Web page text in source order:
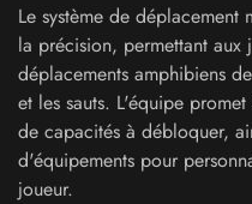
Le système de déplacement
la précision, permettant aux
déplacements amphibiens de
et les sauts. L'équipe
de capacités à débloquer,
d'équipements pour
joueur.